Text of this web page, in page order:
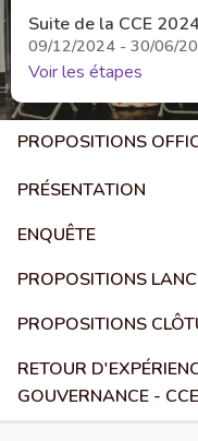
Suite de la CCE
09/12/2024 - 30/06/
Voir les étapes
PROPOSITIONS
PRÉSENTATION
ENQUÊTE
PROPOSITIONS
PROPOSITIONS
RETOUR
GOUVERNANCE -